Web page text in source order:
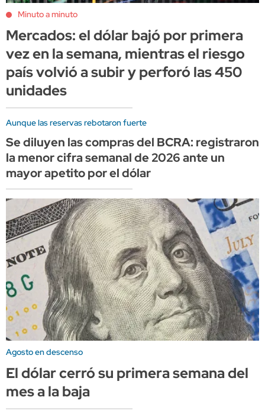
Minuto a minuto
Mercados: el dólar bajó por primera
vez en la semana, mientras el riesgo
país volvió a subir y perforó las 450
unidades
Aunque las reservas rebotaron fuerte
Se diluyen las compras del BCRA: registraron
la menor cifra semanal de 2026 ante un
mayor apetito por el dólar
Agosto en descenso
El dólar cerró su primera semana del
mes a la baja